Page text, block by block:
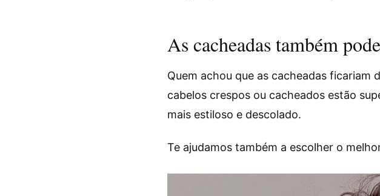
As cacheadas também
Quem achou que as cacheadas
cabelos crespos ou cacheados estão
mais estiloso e descolado.
Te ajudamos também a escolher o